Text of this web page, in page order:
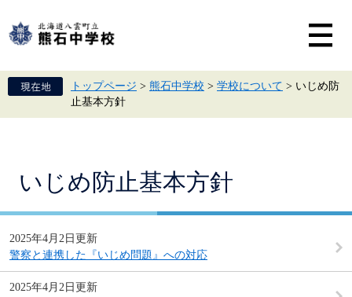
ジ
頭
で
ュ
飛
ば
て
トップページ > 熊石中学校 > 学校について > いじめ防
止基本方針
いじめ防止基本方針
2025年4月2日更新
警察と連携した『いじめ問題』への対応
2025年4月2日更新